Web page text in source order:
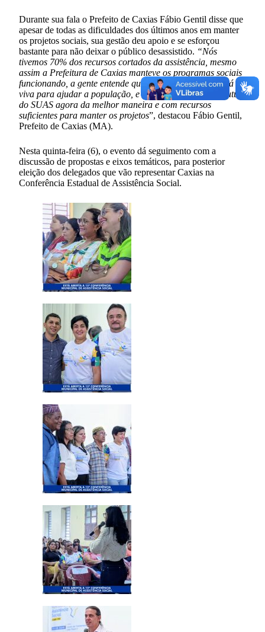
Durante sua fala o Prefeito de Caxias Fábio Gentil disse que
apesar de todas as dificuldades dos últimos anos em manter
os projetos sociais, sua gestão deu apoio e se esforçou
bastante para não deixar o público desassistido. “Nós
tivemos 70% dos recursos cortados da assistência, mesmo
assim a Prefeitura de Caxias manteve os programas sociais
funcionando, a gente entende que assistência precisa está
viva para ajudar a população, e hoje vamos discutir o futuro
do SUAS agora da melhor maneira e com recursos
suficientes para manter os projetos”, destacou Fábio Gentil,
Prefeito de Caxias (MA).
Nesta quinta-feira (6), o evento dá seguimento com a
discussão de propostas e eixos temáticos, para posterior
eleição dos delegados que vão representar Caxias na
Conferência Estadual de Assistência Social.